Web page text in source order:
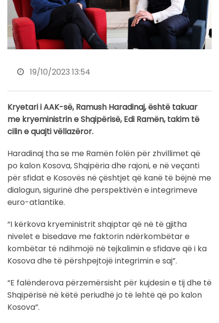
19/10/2023 13:54
Kryetari i AAK-së, Ramush Haradinaj, është takuar
me kryeministrin e Shqipërisë, Edi Ramën, takim të
cilin e quajti vëllazëror.
Haradinaj tha se me Ramën folën për zhvillimet që
po kalon Kosova, Shqipëria dhe rajoni, e në veçanti
për sfidat e Kosovës në çështjet që kanë të bëjnë me
dialogun, sigurinë dhe perspektivën e integrimeve
euro-atlantike.
“I kërkova kryeministrit shqiptar që në të gjitha
nivelet e bisedave me faktorin ndërkombëtar e
kombëtar të ndihmojë në tejkalimin e sfidave që i ka
Kosova dhe të përshpejtojë integrimin e saj”.
“E falënderova përzemërsisht për kujdesin e tij dhe të
Shqipërisë në këtë periudhë jo të lehtë që po kalon
Kosova”.